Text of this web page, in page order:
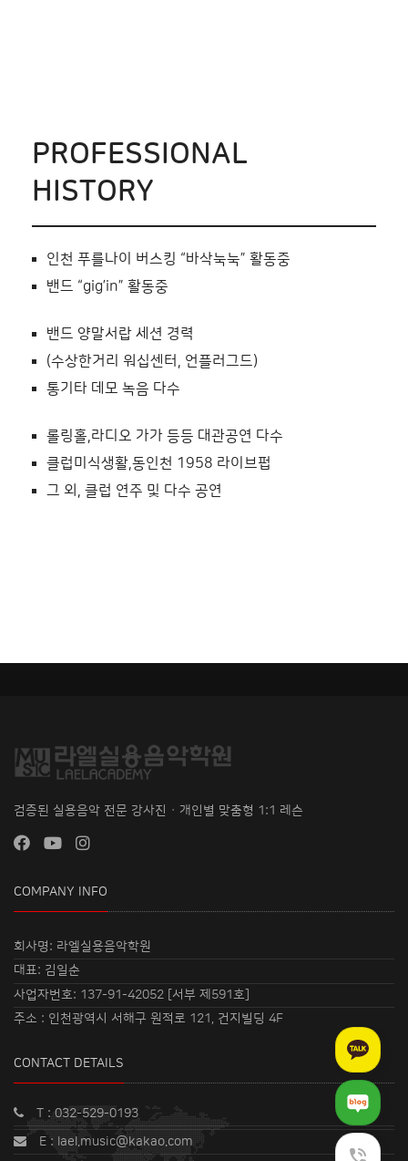
PROFESSIONAL
HISTORY
인천 푸를나이 버스킹 “바삭눅눅” 활동중
밴드 “gig’in” 활동중
밴드 양말서랍 세션 경력
(수상한거리 워십센터, 언플러그드)
통기타 데모 녹음 다수
롤링홀,라디오 가가 등등 대관공연 다수
클럽미식생활,동인천 1958 라이브펍
그 외, 클럽 연주 및 다수 공연
검증된 실용음악 전문 강사진 · 개인별 맞춤형 1:1 레슨
COMPANY INFO
회사명: 라엘실용음악학원
대표: 김일순
사업자번호: 137-91-42052 [서부 제591호]
주소 : 인천광역시 서해구 원적로 121, 건지빌딩 4F
CONTACT DETAILS
T : 032-529-0193
E : lael.music@kakao.com